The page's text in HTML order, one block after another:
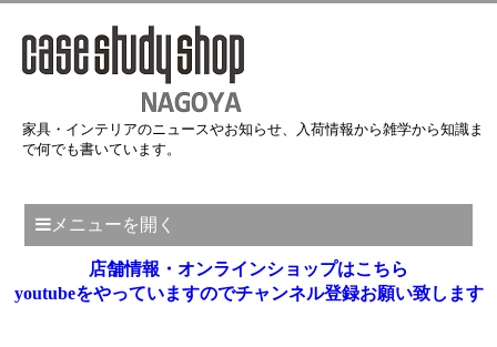
家具・インテリアのニュースやお知らせ、入荷情報から雑学から知識ま
で何でも書いています。
メニューを開く
店舗情報・オンラインショップはこちら
youtubeをやっていますのでチャンネル登録お願い致します